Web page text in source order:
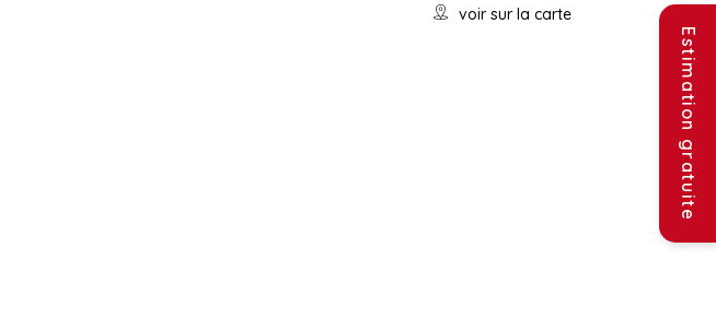
voir sur la carte
Estimation gratuite